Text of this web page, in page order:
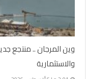
وين المرجان .. منتجع
والاستثمارية